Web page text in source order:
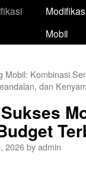
Mobil
Mobil: Kombinasi
dan
2026byadmin